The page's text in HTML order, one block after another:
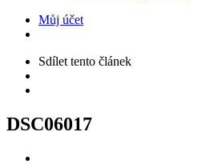
Můj účet
Sdílet tento článek
DSC06017